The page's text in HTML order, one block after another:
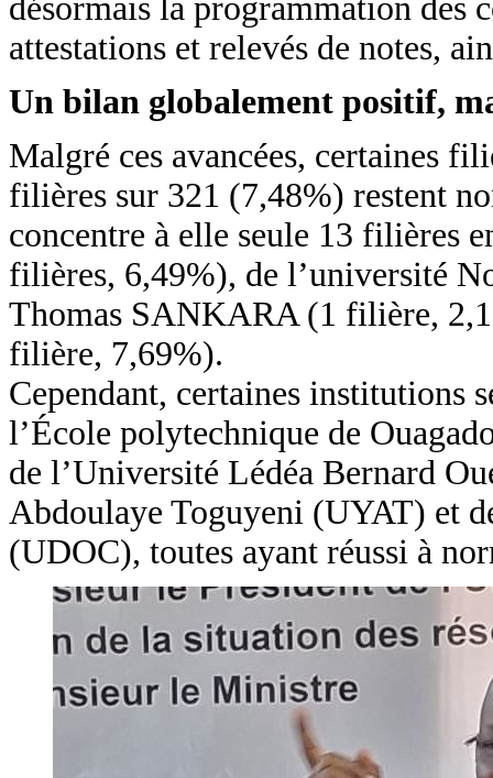
désormais la programmation des
attestations et relevés de notes,
Un bilan globalement positif,
Malgré ces avancées, certaines
filières sur 321 (7,48%) restent
concentre à elle seule 13 filières
filières, 6,49%), de l’université
Thomas SANKARA (1 filière,
filière, 7,69%).
Cependant, certaines institutions
l’École polytechnique de
de l’Université Lédéa Bernard
Abdoulaye Toguyeni (UYAT) et
(UDOC), toutes ayant réussi à